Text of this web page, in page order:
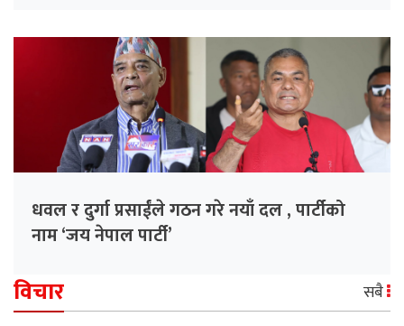
धवल र दुर्गा प्रसाईंले गठन गरे नयाँ दल , पार्टीको
नाम ‘जय नेपाल पार्टी’
विचार सबै